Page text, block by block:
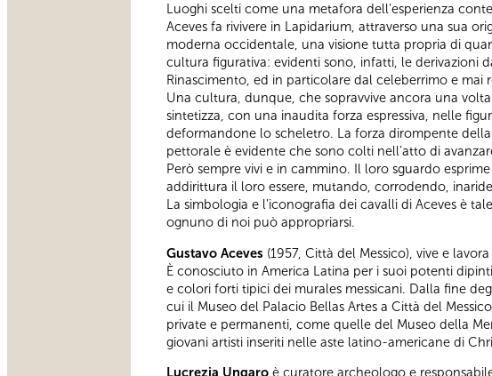
Luoghi scelti come una metafora dell’esperienza
Aceves fa rivivere in Lapidarium, attraverso una sua
moderna occidentale, una visione tutta propria di
cultura figurativa: evidenti sono, infatti, le derivazioni
Rinascimento, ed in particolare dal celeberrimo e mai
Una cultura, dunque, che sopravvive ancora una
sintetizza, con una inaudita forza espressiva, nelle
deformandone lo scheletro. La forza dirompente
pettorale è evidente che sono colti nell’atto di
Però sempre vivi e in cammino. Il loro sguardo
addirittura il loro essere, mutando, corrodendo,
La simbologia e l’iconografia dei cavalli di Aceves è
ognuno di noi può appropriarsi.
Gustavo Aceves (1957, Città del Messico), vive e
È conosciuto in America Latina per i suoi potenti
e colori forti tipici dei murales messicani. Dalla fine
cui il Museo del Palacio Bellas Artes a Città del
private e permanenti, come quelle del Museo della
giovani artisti inseriti nelle aste latino-americane di
Lucrezia Ungaro è curatore archeologo e